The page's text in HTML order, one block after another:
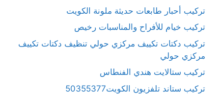
تركيب أحبار طابعات حديثة ملونة الكويت
تركيب خيام للأفراح والمناسبات رخيص
تركيب دكتات تكييف مركزي حولي تنظيف دكتات تكييف
مركزي حولي
تركيب ستالايت هندي الفنطاس
تركيب ستاند تلفزيون الكويت50355377